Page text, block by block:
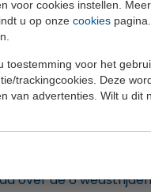
voor cookies instellen.
u op onze cookies
toestemming voor het
trackingcookies. Deze
van advertenties. Wilt u dit
Bedrijfshuisvesting
een gelijke stand van
over de 6